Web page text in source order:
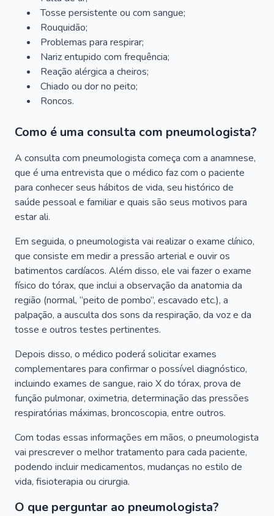
Tosse persistente ou com sangue;
Rouquidão;
Problemas para respirar;
Nariz entupido com frequência;
Reação alérgica a cheiros;
Chiado ou dor no peito;
Roncos.
Como é uma consulta com pneumologista?
A consulta com pneumologista começa com a anamnese,
que é uma entrevista que o médico faz com o paciente
para conhecer seus hábitos de vida, seu histórico de
saúde pessoal e familiar e quais são seus motivos para
estar ali.
Em seguida, o pneumologista vai realizar o exame clínico,
que consiste em medir a pressão arterial e ouvir os
batimentos cardíacos. Além disso, ele vai fazer o exame
físico do tórax, que inclui a observação da anatomia da
região (normal, “peito de pombo”, escavado etc.), a
palpação, a ausculta dos sons da respiração, da voz e da
tosse e outros testes pertinentes.
Depois disso, o médico poderá solicitar exames
complementares para confirmar o possível diagnóstico,
incluindo exames de sangue, raio X do tórax, prova de
função pulmonar, oximetria, determinação das pressões
respiratórias máximas, broncoscopia, entre outros.
Com todas essas informações em mãos, o pneumologista
vai prescrever o melhor tratamento para cada paciente,
podendo incluir medicamentos, mudanças no estilo de
vida, fisioterapia ou cirurgia.
O que perguntar ao pneumologista?